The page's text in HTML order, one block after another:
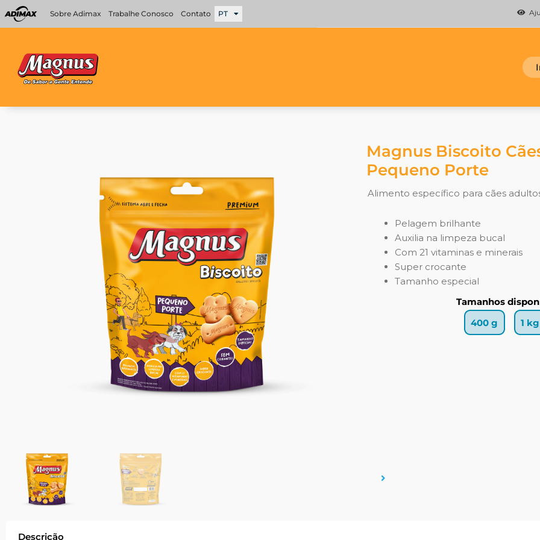
para
Sobre Adimax Trabalhe Conosco Contato PT
Magnus Biscoito
Pequeno Porte
Alimento específico para cães
Pelagem brilhante
Auxilia na limpeza bucal
Com 21 vitaminas e minerais
Super crocante
Tamanho especial
Tamanhos
400 g
1 kg
Descrição